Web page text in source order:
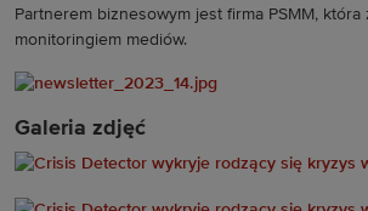
Partnerem biznesowym jest firma PSMM, która
monitoringiem mediów.
Galeria zdjęć